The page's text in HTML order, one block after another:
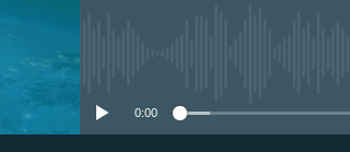
0:00